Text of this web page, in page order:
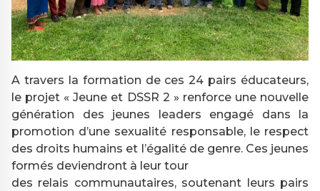
A travers la formation de ces 24 pairs éducateurs,
le projet « Jeune et DSSR 2 » renforce une nouvelle
génération des jeunes leaders engagé dans la
promotion d’une sexualité responsable, le respect
des droits humains et l’égalité de genre. Ces jeunes
formés deviendront à leur tour
des relais communautaires, soutenant leurs pairs